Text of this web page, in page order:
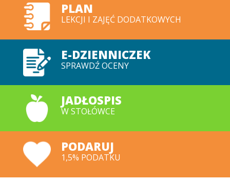
PLAN
LEKCJI I ZAJĘĆ DODATKOWYCH
E-DZIENNICZEK
SPRAWDŹ OCENY
JADŁOSPIS
W STOŁÓWCE
PODARUJ
1,5% PODATKU